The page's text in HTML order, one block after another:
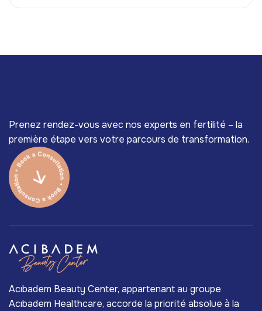
Prenez rendez-vous avec nos experts en fertilité – la
première étape vers votre parcours de transformation.
Acıbadem Beauty Center, appartenant au groupe
Acıbadem Healthcare, accorde la priorité absolue à la